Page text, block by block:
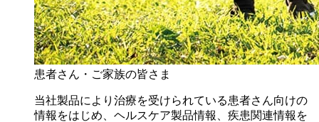
患者さん・ご家族の皆さま
当社製品により治療を受けられている患者さん向けの
情報をはじめ、ヘルスケア製品情報、疾患関連情報を